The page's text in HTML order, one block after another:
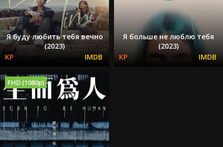
Я буду любить тебя вечно
(2023)
Я больше не люблю тебя
(2023)
FHD (1080p)